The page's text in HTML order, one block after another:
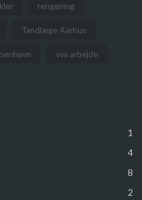
rengøring
Tandlæge Aarhus
vvs arbejde
1
4
8
2